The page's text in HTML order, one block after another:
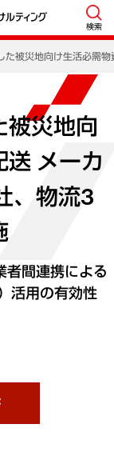
検索
た被災地向け生活必需
被災地向
送 メーカ
、物流3
者間連携による
活用の有効性